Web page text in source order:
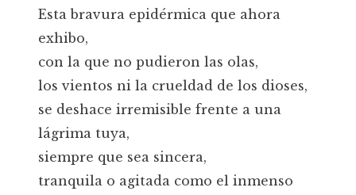
Esta bravura epidérmica que ahora
exhibo,
con la que no pudieron las olas,
los vientos ni la crueldad de los dioses,
se deshace irremisible frente a una
lágrima tuya,
siempre que sea sincera,
tranquila o agitada como el inmenso